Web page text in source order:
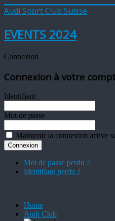
Audi Sport Club Suisse
EVENTS 2024
Connexion
Connexion à votre
Identifiant
Mot de passe
Maintenir la connexion active
Mot de passe perdu ?
Identifiant perdu ?
Home
Audi Club